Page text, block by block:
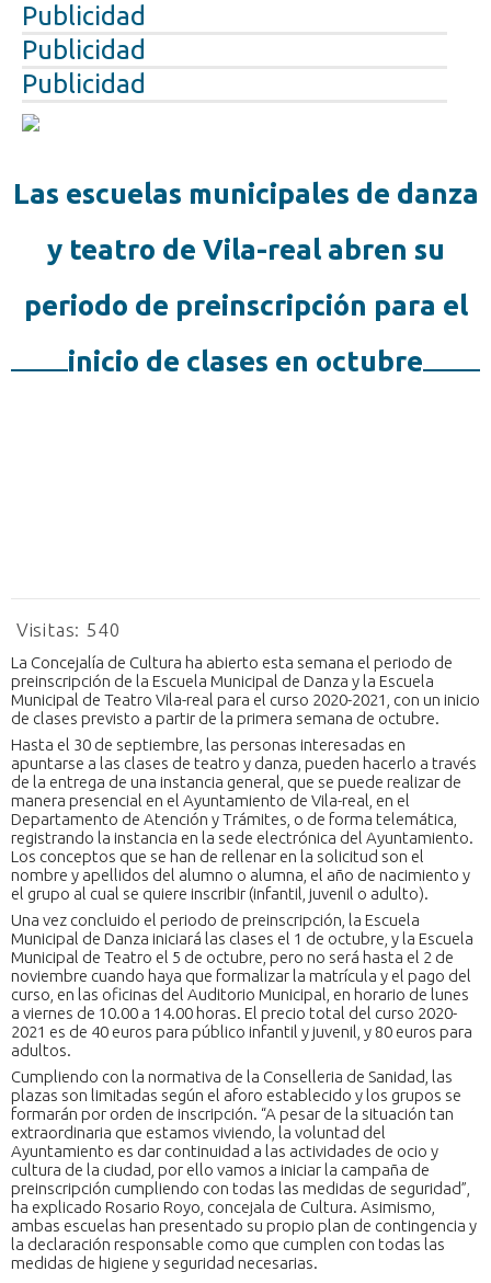
Publicidad
Publicidad
Publicidad
Las escuelas municipales de danza
y teatro de Vila-real abren su
periodo de preinscripción para el
inicio de clases en octubre
Visitas: 540
La Concejalía de Cultura ha abierto esta semana el periodo de
preinscripción de la Escuela Municipal de Danza y la Escuela
Municipal de Teatro Vila-real para el curso 2020-2021, con un inicio
de clases previsto a partir de la primera semana de octubre.
Hasta el 30 de septiembre, las personas interesadas en
apuntarse a las clases de teatro y danza, pueden hacerlo a través
de la entrega de una instancia general, que se puede realizar de
manera presencial en el Ayuntamiento de Vila-real, en el
Departamento de Atención y Trámites, o de forma telemática,
registrando la instancia en la sede electrónica del Ayuntamiento.
Los conceptos que se han de rellenar en la solicitud son el
nombre y apellidos del alumno o alumna, el año de nacimiento y
el grupo al cual se quiere inscribir (infantil, juvenil o adulto).
Una vez concluido el periodo de preinscripción, la Escuela
Municipal de Danza iniciará las clases el 1 de octubre, y la Escuela
Municipal de Teatro el 5 de octubre, pero no será hasta el 2 de
noviembre cuando haya que formalizar la matrícula y el pago del
curso, en las oficinas del Auditorio Municipal, en horario de lunes
a viernes de 10.00 a 14.00 horas. El precio total del curso 2020-
2021 es de 40 euros para público infantil y juvenil, y 80 euros para
adultos.
Cumpliendo con la normativa de la Conselleria de Sanidad, las
plazas son limitadas según el aforo establecido y los grupos se
formarán por orden de inscripción. “A pesar de la situación tan
extraordinaria que estamos viviendo, la voluntad del
Ayuntamiento es dar continuidad a las actividades de ocio y
cultura de la ciudad, por ello vamos a iniciar la campaña de
preinscripción cumpliendo con todas las medidas de seguridad”,
ha explicado Rosario Royo, concejala de Cultura. Asimismo,
ambas escuelas han presentado su propio plan de contingencia y
la declaración responsable como que cumplen con todas las
medidas de higiene y seguridad necesarias.